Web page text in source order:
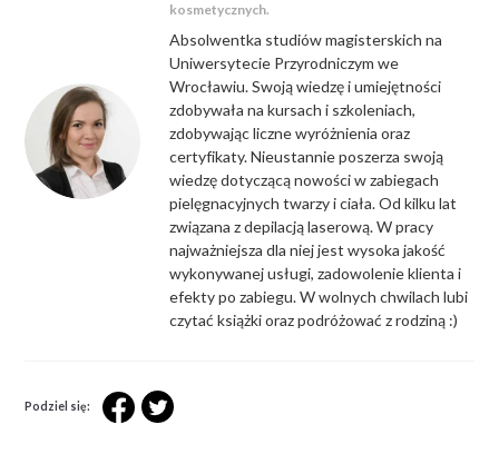
kosmetycznych.
Absolwentka studiów magisterskich na
Uniwersytecie Przyrodniczym we
Wrocławiu. Swoją wiedzę i umiejętności
zdobywała na kursach i szkoleniach,
zdobywając liczne wyróżnienia oraz
certyfikaty. Nieustannie poszerza swoją
wiedzę dotyczącą nowości w zabiegach
pielęgnacyjnych twarzy i ciała. Od kilku lat
związana z depilacją laserową. W pracy
najważniejsza dla niej jest wysoka jakość
wykonywanej usługi, zadowolenie klienta i
efekty po zabiegu. W wolnych chwilach lubi
czytać książki oraz podróżować z rodziną :)
Podziel się: